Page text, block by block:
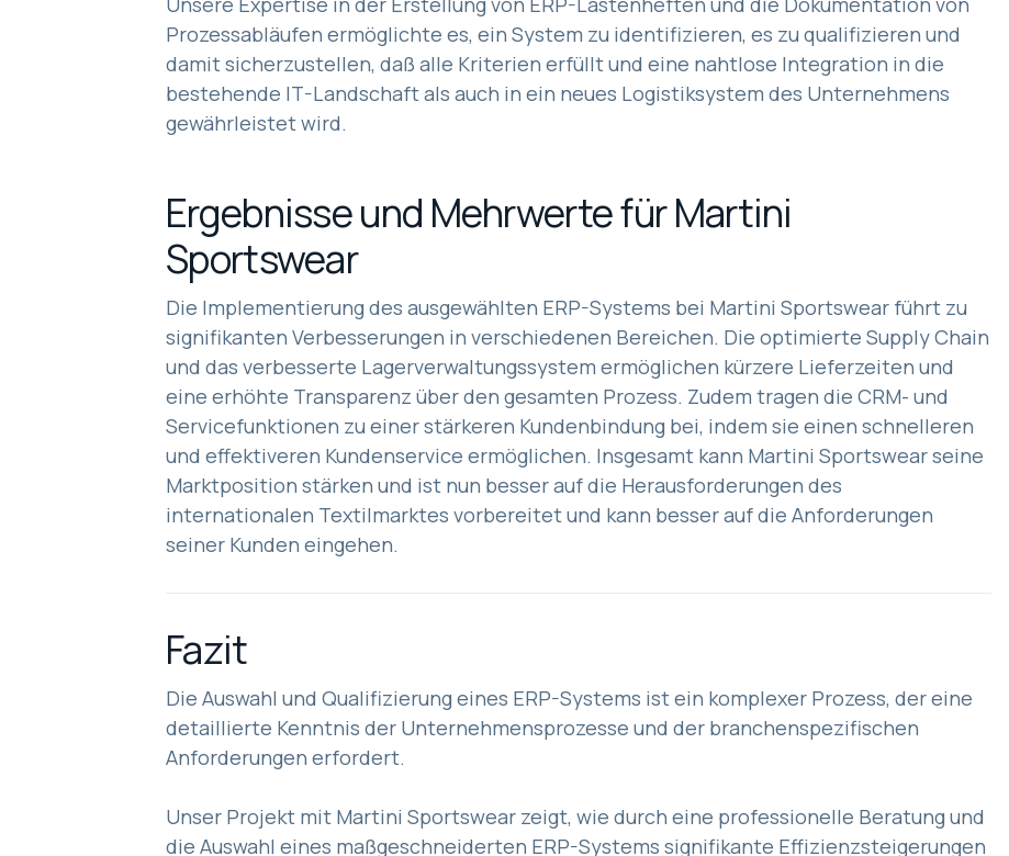
Prozessabläufen ermöglichte es, ein System zu identifizieren, es zu qualifizieren und
damit sicherzustellen, daß alle Kriterien erfüllt und eine nahtlose Integration in die
bestehende IT-Landschaft als auch in ein neues Logistiksystem des Unternehmens
gewährleistet wird.
Ergebnisse und Mehrwerte für Martini
Sportswear
Die Implementierung des ausgewählten ERP-Systems bei Martini Sportswear führt zu
signifikanten Verbesserungen in verschiedenen Bereichen. Die optimierte Supply Chain
und das verbesserte Lagerverwaltungssystem ermöglichen kürzere Lieferzeiten und
eine erhöhte Transparenz über den gesamten Prozess. Zudem tragen die CRM- und
Servicefunktionen zu einer stärkeren Kundenbindung bei, indem sie einen schnelleren
und effektiveren Kundenservice ermöglichen. Insgesamt kann Martini Sportswear seine
Marktposition stärken und ist nun besser auf die Herausforderungen des
internationalen Textilmarktes vorbereitet und kann besser auf die Anforderungen
seiner Kunden eingehen.
Fazit
Die Auswahl und Qualifizierung eines ERP-Systems ist ein komplexer Prozess, der eine
detaillierte Kenntnis der Unternehmensprozesse und der branchenspezifischen
Anforderungen erfordert.
Unser Projekt mit Martini Sportswear zeigt, wie durch eine professionelle Beratung und
die Auswahl eines maßgeschneiderten ERP-Systems signifikante Effizienzsteigerungen